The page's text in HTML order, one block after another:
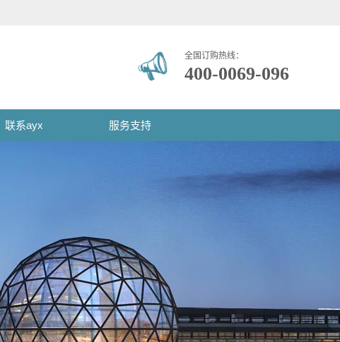
全国订购热线：
400-0069-096
联系ayx 服务支持